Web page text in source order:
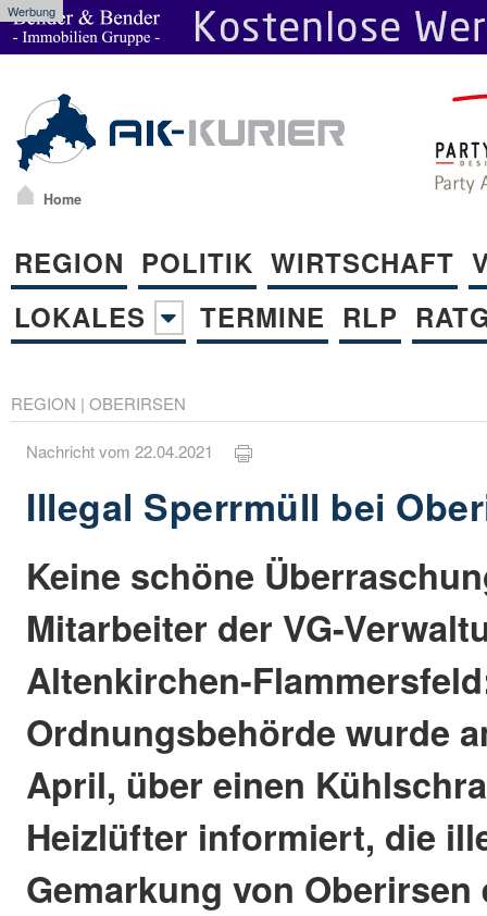
Werbung
Home
REGION POLITIK WIRTSCHAFT
LOKALES
TERMINE RLP
REGION | OBERIRSEN
Nachricht vom 22.04.2021
Illegal Sperrmüll bei
Keine schöne
Mitarbeiter der VG-
Altenkirchen-
Ordnungsbehörde wurde
April, über einen
Heizlüfter informiert, die
Gemarkung von